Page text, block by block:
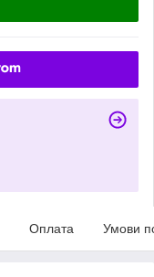
Оплата Умови